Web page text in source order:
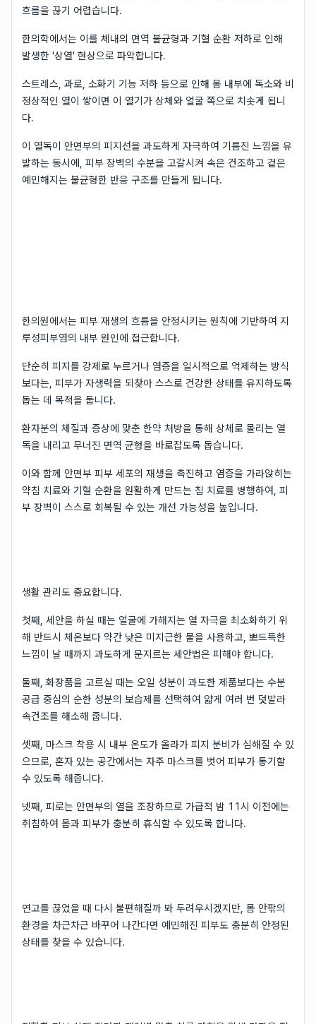
흐름을 끊기 어렵습니다.
한의학에서는 이를 체내의 면역 불균형과 기혈 순환 저하로 인해
발생한 '상열' 현상으로 파악합니다.
스트레스, 과로, 소화기 기능 저하 등으로 인해 몸 내부에 독소와 비
정상적인 열이 쌓이면 이 열기가 상체와 얼굴 쪽으로 치솟게 됩니
다.
이 열독이 안면부의 피지선을 과도하게 자극하여 기름진 느낌을 유
발하는 동시에, 피부 장벽의 수분을 고갈시켜 속은 건조하고 겉은
예민해지는 불균형한 반응 구조를 만들게 됩니다.
한의원에서는 피부 재생의 흐름을 안정시키는 원칙에 기반하여 지
루성피부염의 내부 원인에 접근합니다.
단순히 피지를 강제로 누르거나 염증을 일시적으로 억제하는 방식
보다는, 피부가 자생력을 되찾아 스스로 건강한 상태를 유지하도록
돕는 데 목적을 둡니다.
환자분의 체질과 증상에 맞춘 한약 처방을 통해 상체로 몰리는 열
독을 내리고 무너진 면역 균형을 바로잡도록 돕습니다.
이와 함께 안면부 피부 세포의 재생을 촉진하고 염증을 가라앉히는
약침 치료와 기혈 순환을 원활하게 만드는 침 치료를 병행하여, 피
부 장벽이 스스로 회복될 수 있는 개선 가능성을 높입니다.
생활 관리도 중요합니다.
첫째, 세안을 하실 때는 얼굴에 가해지는 열 자극을 최소화하기 위
해 반드시 체온보다 약간 낮은 미지근한 물을 사용하고, 뽀드득한
느낌이 날 때까지 과도하게 문지르는 세안법은 피해야 합니다.
둘째, 화장품을 고르실 때는 오일 성분이 과도한 제품보다는 수분
공급 중심의 순한 성분의 보습제를 선택하여 얇게 여러 번 덧발라
속건조를 해소해 줍니다.
셋째, 마스크 착용 시 내부 온도가 올라가 피지 분비가 심해질 수 있
으므로, 혼자 있는 공간에서는 자주 마스크를 벗어 피부가 통기할
수 있도록 해줍니다.
넷째, 피로는 안면부의 열을 조장하므로 가급적 밤 11시 이전에는
취침하여 몸과 피부가 충분히 휴식할 수 있도록 합니다.
연고를 끊었을 때 다시 불편해질까 봐 두려우시겠지만, 몸 안팎의
환경을 차근차근 바꾸어 나간다면 예민해진 피부도 충분히 안정된
상태를 찾을 수 있습니다.